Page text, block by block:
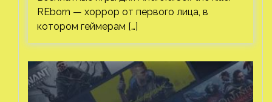
REborn — хоррор от первого лица, в
котором геймерам […]